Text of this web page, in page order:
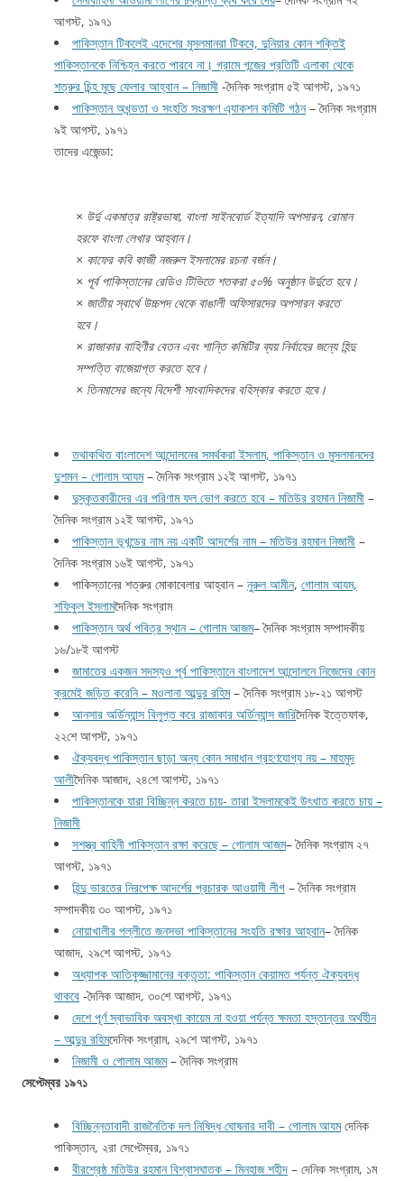
আগস্ট, ১৯৭১
পাকিস্তান টিকলেই এদেশের মুসলমানরা টিকবে, দুনিয়ার কোন শক্তিই
পাকিস্তানকে নিশ্চিহ্ন করতে পারবে না। গ্রামে গন্জের প্রতিটি এলাকা থেকে
শত্রুর চিন্হ মুছে ফেলার আহ্বান – নিজামী -দৈনিক সংগ্রাম ৫ই আগস্ট, ১৯৭১
পাকিস্তান অখন্ডতা ও সংহতি সংরক্ষণ এ্যাকশন কমিটি গঠন– দৈনিক সংগ্রাম
৯ই আগস্ট, ১৯৭১
তাদের এজেন্ডা:
× উর্দু একমাত্র রাষ্ট্রভাষা, বাংলা সাইনবোর্ড ইত্যাদি অপসারন, রোমান
হরফে বাংলা লেখার আহ্বান।
× কাফের কবি কাজী নজরুল ইসলামের রচনা বর্জন।
× পূর্ব পাকিস্তানের রেডিও টিভিতে শতকরা ৫০% অনুষ্ঠান উর্দুতে হবে।
× জাতীয় স্বার্থে উচ্চপদ থেকে বাঙালী অফিসারদের অপসারন করতে
হবে।
× রাজাকার বাহিণীর বেতন এবং শান্তি কমিটির ব্যয় নির্বাহের জন্যে হিন্দু
সম্পত্তি বাজেয়াপ্ত করতে হবে।
× তিনমাসের জন্যে বিদেশী সাংবাদিকদের বহিস্কার করতে হবে।
তথাকথিত বাংলাদেশ আন্দোলনের সমর্থকরা ইসলাম, পাকিস্তান ও মুসলমানদের
দুশমন – গোলাম আযম– দৈনিক সংগ্রাম ১২ই আগস্ট, ১৯৭১
দুস্কৃতকারীদের এর পরিণাম ফল ভোগ করতে হবে – মতিউর রহমান নিজামী –
দৈনিক সংগ্রাম ১২ই আগস্ট, ১৯৭১
পাকিস্তান ভূখন্ডের নাম নয় একটি আদর্শের নাম – মতিউর রহমান নিজামী –
দৈনিক সংগ্রাম ১৬ই আগস্ট, ১৯৭১
পাকিস্তানের শত্রুর মোকাবেলার আহ্বান – নুরুল আমীন, গোলাম আযম,
শফিকুল ইসলামদৈনিক সংগ্রাম
পাকিস্তান অর্থ পবিত্র স্থান – গোলাম আজম– দৈনিক সংগ্রাম সম্পাদকীয়
১৬/১৮ই আগস্ট
জামাতের একজন সদস্যও পূর্ব পাকিস্তানে বাংলাদেশ আন্দোলনে নিজেদের কোন
ক্রমেই জড়িত করেনি – মওলানা আব্দুর রহিম– দৈনিক সংগ্রাম ১৮-২১ আগস্ট
আনসার অর্ডিন্যান্স বিলুপ্ত করে রাজাকার অর্ডিন্যান্স জারিদৈনিক ইত্তেফাক,
২২শে আগস্ট, ১৯৭১
ঐক্যবদ্ধ পাকিস্তান ছাড়া অন্য কোন সমাধান গ্রহণযোগ্য নয় – মাহমুদ
আলীদৈনিক আজাদ, ২৪শে আগস্ট, ১৯৭১
পাকিস্তানকে যারা বিচ্ছিন্ন করতে চায়- তারা ইসলামকেই উৎখাত করতে চায় –
নিজামী
সশস্ত্র বাহিনী পাকিস্তান রক্ষা করেছে – গোলাম আজম– দৈনিক সংগ্রাম ২৭
আগস্ট, ১৯৭১
হিন্দু ভারতের নিরপেক্ষ আদর্শের প্রচারক আওয়ামী লীগ – দৈনিক সংগ্রাম
সম্পাদকীয় ৩০ আগস্ট, ১৯৭১
নোয়াখালীর পল্লীতে জনসভা পাকিস্তানের সংহতি রক্ষার আহ্বান– দৈনিক
আজাদ, ২৯শে আগস্ট, ১৯৭১
অধ্যাপক আতিকুজ্জামানের বক্তৃতা: পাকিস্তান কেয়ামত পর্যন্ত ঐক্যবদ্ধ
থাকবে -দৈনিক আজাদ, ৩০শে আগস্ট, ১৯৭১
দেশে পূর্ণ স্বাভাবিক অবস্খা কায়েম না হওয়া পর্যন্ত ক্ষমতা হস্তান্তর অর্থহীন
– আব্দুর রহিমদেনিক সংগ্রাম, ২৯শে আগস্ট, ১৯৭১
নিজামী ও গোলাম আজম– দৈনিক সংগ্রাম
সেপ্টেম্বর ১৯৭১
বিচ্ছিন্নতাবাদী রাজনৈতিক দল নিষিদ্ধ ঘোষনার দাবী – গোলাম আযমদেনিক
পাকিস্তান, ২রা সেপ্টেম্বর, ১৯৭১
বীরশ্রেষ্ঠ মতিউর রহমান বিশ্বাসঘাতক – মিনহাজ শহীদ – দেনিক সংগ্রাম, ১ম